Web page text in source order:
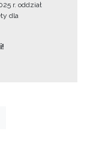
r. oddział
dla